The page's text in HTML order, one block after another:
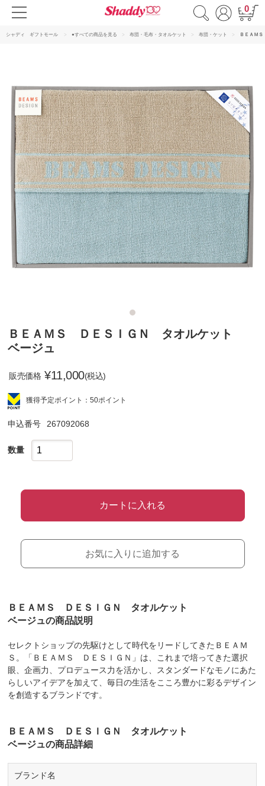
0
シャディ ギフトモール ●すべての商品を見る 布団・毛布・タオルケット 布団・ケット ＢＥＡＭ
ＢＥＡＭＳ ＤＥＳＩＧＮ タオルケット
ベージュ
販売価格 ¥11,000(税込)
獲得予定ポイント：50ポイント
申込番号 267092068
数量
カートに入れる
お気に入りに追加する
ＢＥＡＭＳ ＤＥＳＩＧＮ タオルケット
ベージュの商品説明
セレクトショップの先駆けとして時代をリードしてきたＢＥＡＭ
Ｓ。「ＢＥＡＭＳ ＤＥＳＩＧＮ」は、これまで培ってきた選択
眼、企画力、プロデュース力を活かし、スタンダードなモノにあた
らしいアイデアを加えて、毎日の生活をこころ豊かに彩るデザイン
を創造するブランドです。
ＢＥＡＭＳ ＤＥＳＩＧＮ タオルケット
ベージュの商品詳細
ブランド名